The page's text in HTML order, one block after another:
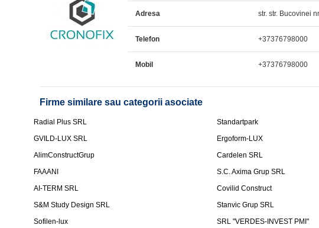
Adresa str. str. Bucovinei
Telefon +37376798000
Mobil +37376798000
Firme similare sau categorii asociate
Radial Plus SRL Standartpark
GVILD-LUX SRL
Ergoform-LUX
AlimConstructGrup
Cardelen SRL
FAAANI
S.C. Axima Grup SRL
AI-TERM SRL
Covilid Construct
S&M Study Design SRL
Stanvic Grup SRL
Sofilen-lux
SRL "VERDES-INVEST PMI"